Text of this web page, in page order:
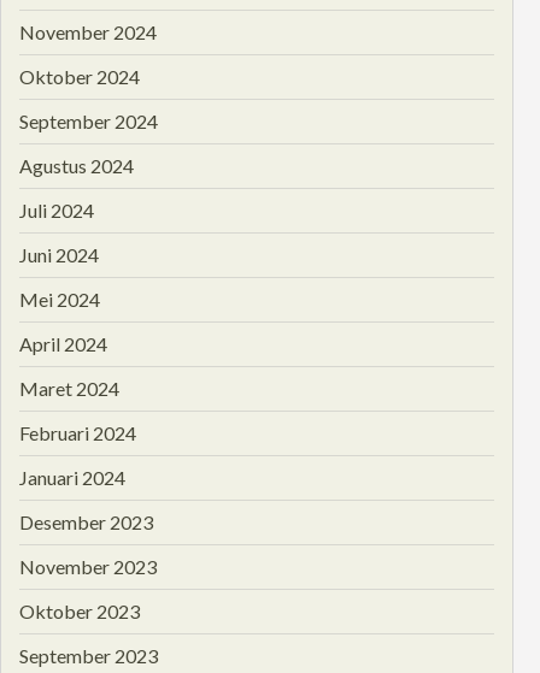
November 2024
Oktober 2024
September 2024
Agustus 2024
Juli 2024
Juni 2024
Mei 2024
April 2024
Maret 2024
Februari 2024
Januari 2024
Desember 2023
November 2023
Oktober 2023
September 2023